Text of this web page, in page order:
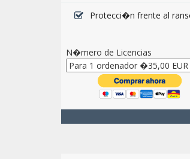
Protecci�n frente al
N�mero de Licencias